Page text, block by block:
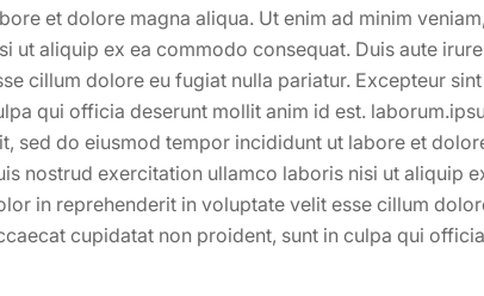
et dolore magna aliqua. Ut enim ad minim
ut aliquip ex ea commodo consequat. Duis aute
cillum dolore eu fugiat nulla pariatur. Excepteur
qui officia deserunt mollit anim id est.
sed do eiusmod tempor incididunt ut labore et
nostrud exercitation ullamco laboris nisi ut aliquip
in reprehenderit in voluptate velit esse cillum
cupidatat non proident, sunt in culpa qui